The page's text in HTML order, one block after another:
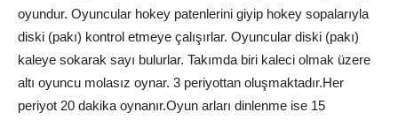
oyundur. Oyuncular hokey patenlerini giyip hokey sopalarıyla
diski (pakı) kontrol etmeye çalışırlar. Oyuncular diski (pakı)
kaleye sokarak sayı bulurlar. Takımda biri kaleci olmak üzere
altı oyuncu molasız oynar. 3 periyottan oluşmaktadır.Her
periyot 20 dakika oynanır.Oyun arları dinlenme ise 15